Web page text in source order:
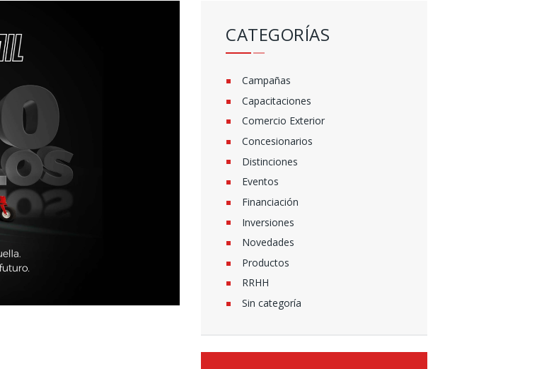
CATEGORÍAS
Campañas
Capacitaciones
Comercio Exterior
Concesionarios
Distinciones
Eventos
Financiación
Inversiones
Novedades
Productos
RRHH
Sin categoría